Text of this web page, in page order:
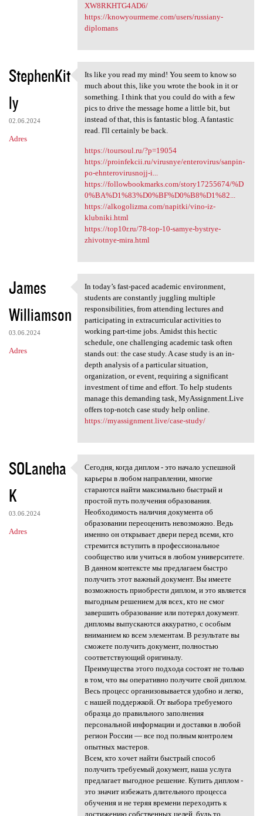
XW8RKHTG4AD6/
https://knowyourmeme.com/users/russiany-
diplomans
StephenKit
ly
02.06.2024
Adres
Its like you read my mind!
Its like you read my mind! You seem to know so
much about this, like you wrote the book in it or
something. I think that you could do with a few
pics to drive the message home a little bit, but
instead of that, this is fantastic blog. A fantastic
read. I'll certainly be back.
https://toursoul.ru/?p=19054
https://proinfekcii.ru/virusnye/enterovirus/sanpin-
po-ehnterovirusnojj-i...
https://followbookmarks.com/story17255674/%D
0%BA%D1%83%D0%BF%D0%B8%D1%82...
https://alkogolizma.com/napitki/vino-iz-
klubniki.html
https://top10r.ru/78-top-10-samye-bystrye-
zhivotnye-mira.html
James
Williamson
03.06.2024
Adres
In today’s fast-paced
In today’s fast-paced academic environment,
students are constantly juggling multiple
responsibilities, from attending lectures and
participating in extracurricular activities to
working part-time jobs. Amidst this hectic
schedule, one challenging academic task often
stands out: the case study. A case study is an in-
depth analysis of a particular situation,
organization, or event, requiring a significant
investment of time and effort. To help students
manage this demanding task, MyAssignment.Live
offers top-notch case study help online.
https://myassignment.live/case-study/
SOLaneha
K
03.06.2024
Adres
Сегодня, когда диплом - это
Сегодня, когда диплом - это начало успешной
карьеры в любом направлении, многие
стараются найти максимально быстрый и
простой путь получения образования.
Необходимость наличия документа об
образовании переоценить невозможно. Ведь
именно он открывает двери перед всеми, кто
стремится вступить в профессиональное
сообщество или учиться в любом университете.
В данном контексте мы предлагаем быстро
получить этот важный документ. Вы имеете
возможность приобрести диплом, и это является
выгодным решением для всех, кто не смог
завершить образование или потерял документ.
дипломы выпускаются аккуратно, с особым
вниманием ко всем элементам. В результате вы
сможете получить документ, полностью
соответствующий оригиналу.
Преимущества этого подхода состоят не только
в том, что вы оперативно получите свой диплом.
Весь процесс организовывается удобно и легко,
с нашей поддержкой. От выбора требуемого
образца до правильного заполнения
персональной информации и доставки в любой
регион России — все под полным контролем
опытных мастеров.
Всем, кто хочет найти быстрый способ
получить требуемый документ, наша услуга
предлагает выгодное решение. Купить диплом -
это значит избежать длительного процесса
обучения и не теряя времени переходить к
достижению собственных целей, будь то